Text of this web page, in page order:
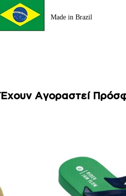
Made in Brazil
Έχουν Αγοραστεί